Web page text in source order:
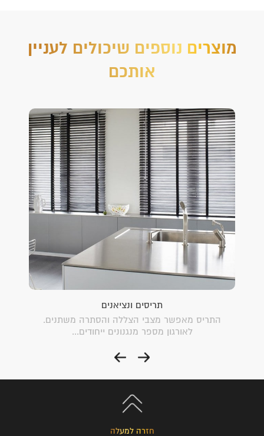
מוצרים נוספים שיכולים לעניין
אותכם
תריסים ונציאנים
התריס מאפשר מצבי הצללה והסתרה משתנים.
לאורגון מספר מנגנונים ייחודים...
חזרה למעלה